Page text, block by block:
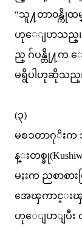
“သူ႔တာ၀န္ကို
ဟုေျပာသည္၊
ည္ ဂ်ပန္တို႔က ေ
မရွိပါဟုဆိုသည္
(၃)
မစၥတာဂုိးက
န္းတစ္ခု
မႈးက ညစာ
အေၾကာင္းၾ
ဟုေျပာျပီး တ